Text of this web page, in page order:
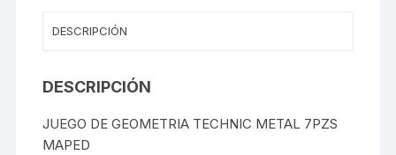
DESCRIPCIÓN
DESCRIPCIÓN
JUEGO DE GEOMETRIA TECHNIC METAL 7PZS
MAPED